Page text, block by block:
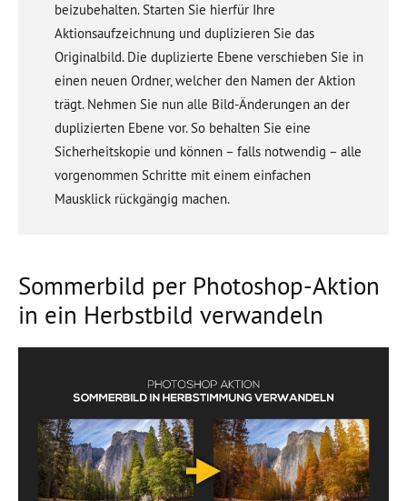
beizubehalten. Starten Sie hierfür Ihre
Aktionsaufzeichnung und duplizieren Sie das
Originalbild. Die duplizierte Ebene verschieben Sie in
einen neuen Ordner, welcher den Namen der Aktion
trägt. Nehmen Sie nun alle Bild-Änderungen an der
duplizierten Ebene vor. So behalten Sie eine
Sicherheitskopie und können – falls notwendig – alle
vorgenommen Schritte mit einem einfachen
Mausklick rückgängig machen.
Sommerbild per Photoshop-Aktion
in ein Herbstbild verwandeln